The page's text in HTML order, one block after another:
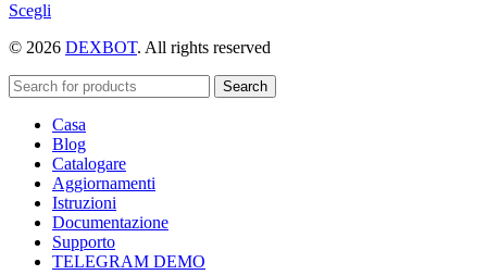
Scegli
ha
varianti.
opzioni
possono
essere
scelte
nella
pagina
del
prodotto
© 2026 DEXBOT. All rights reserved
Search
Casa
Blog
Catalogare
Aggiornamenti
Istruzioni
Documentazione
Supporto
TELEGRAM DEMO